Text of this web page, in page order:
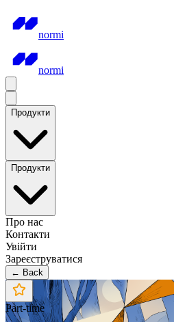
normi
normi
Продукти
Продукти
Про нас
Контакти
Увійти
Зареєструватися
← Back
Part-time